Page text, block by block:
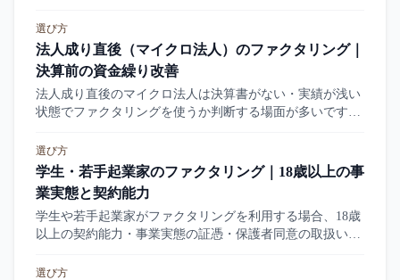
断軸を整理します。
選び方
法人成り直後（マイクロ法人）のファクタリング｜
決算前の資金繰り改善
法人成り直後のマイクロ法人は決算書がない・実績が浅い
状態でファクタリングを使うか判断する場面が多いです。
事業主からの法人成りで何が変わるかを整理します。
選び方
学生・若手起業家のファクタリング｜18歳以上の事
業実態と契約能力
学生や若手起業家がファクタリングを利用する場合、18歳
以上の契約能力・事業実態の証憑・保護者同意の取扱いな
意点、別の選択肢を整理します。
選び方